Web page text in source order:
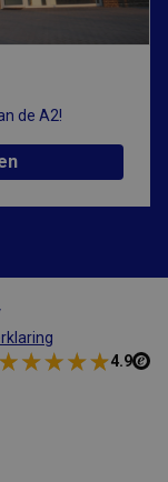
de A2!
4.9
toepassingen.
Deze cookie
in combinatie
helpt om een
gebruikerssessies
de site. CFID
bevat een
Google Privacy Policy